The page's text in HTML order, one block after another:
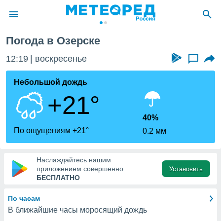
о
Вы можете
к этому
доступ
Погода в Озерске
12:19 воскресенье ...
Небольшой дождь
+21°
По ощущениям +21°
40%
0.2 мм
Наслаждайтесь нашим
приложением совершенно
БЕСПЛАТНО
Установить
По часам
В ближайшие часы моросящий дождь